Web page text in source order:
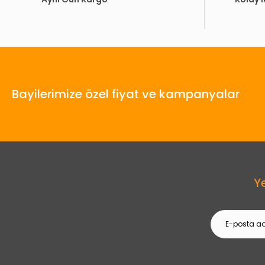
Bayilerimize özel fiyat ve kampanyalar